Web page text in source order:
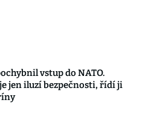
vstup do NATO.
jen iluzí bezpečnosti, řídí ji